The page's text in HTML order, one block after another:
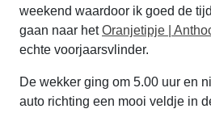
weekend waardoor ik goed de
gaan naar hetOranjetipje |
echte voorjaarsvlinder.
De wekker ging om 5.00 uur en
auto richting een mooi veldje in